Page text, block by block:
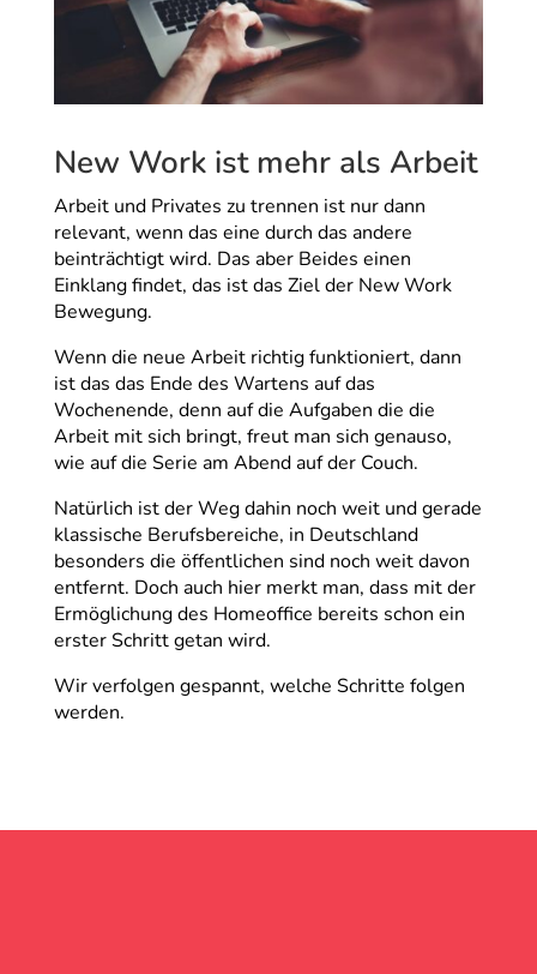
New Work ist mehr als Arbeit
Arbeit und Privates zu trennen ist nur dann
relevant, wenn das eine durch das andere
beinträchtigt wird. Das aber Beides einen
Einklang findet, das ist das Ziel der New Work
Bewegung.
Wenn die neue Arbeit richtig funktioniert, dann
ist das das Ende des Wartens auf das
Wochenende, denn auf die Aufgaben die die
Arbeit mit sich bringt, freut man sich genauso,
wie auf die Serie am Abend auf der Couch.
Natürlich ist der Weg dahin noch weit und gerade
klassische Berufsbereiche, in Deutschland
besonders die öffentlichen sind noch weit davon
entfernt. Doch auch hier merkt man, dass mit der
Ermöglichung des Homeoffice bereits schon ein
erster Schritt getan wird.
Wir verfolgen gespannt, welche Schritte folgen
werden.